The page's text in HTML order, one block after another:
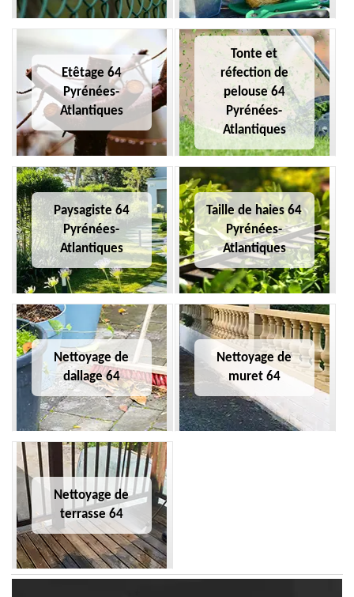
Etêtage 64
Pyrénées-
Atlantiques
Tonte et
réfection de
pelouse 64
Pyrénées-
Atlantiques
Paysagiste 64
Pyrénées-
Atlantiques
Taille de haies 64
Pyrénées-
Atlantiques
Nettoyage de
dallage 64
Nettoyage de
muret 64
Nettoyage de
terrasse 64